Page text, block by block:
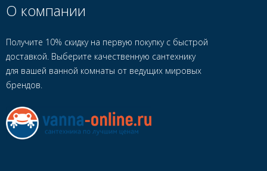
О компании
Получите 10% скидку на первую покупку с быстрой
доставкой. Выберите качественную сантехнику
для вашей ванной комнаты от ведущих мировых
брендов.